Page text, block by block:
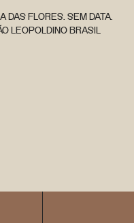
DAS FLORES. SEM DATA.
LEOPOLDINO BRASIL